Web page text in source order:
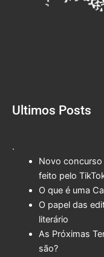
Ultimos Posts
.
Novo
feito pelo
O que é uma
O papel das
literário
As Próximas
são?